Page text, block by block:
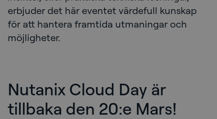
erbjuder det här eventet värdefull kunskap
för att hantera framtida utmaningar och
möjligheter.
Nutanix Cloud Day är
tillbaka den 20:e Mars!